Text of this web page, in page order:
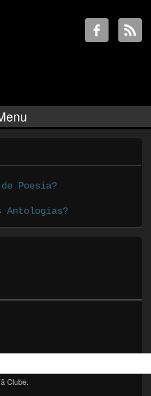
Poesia?
Antologias?
tab)
Clube.